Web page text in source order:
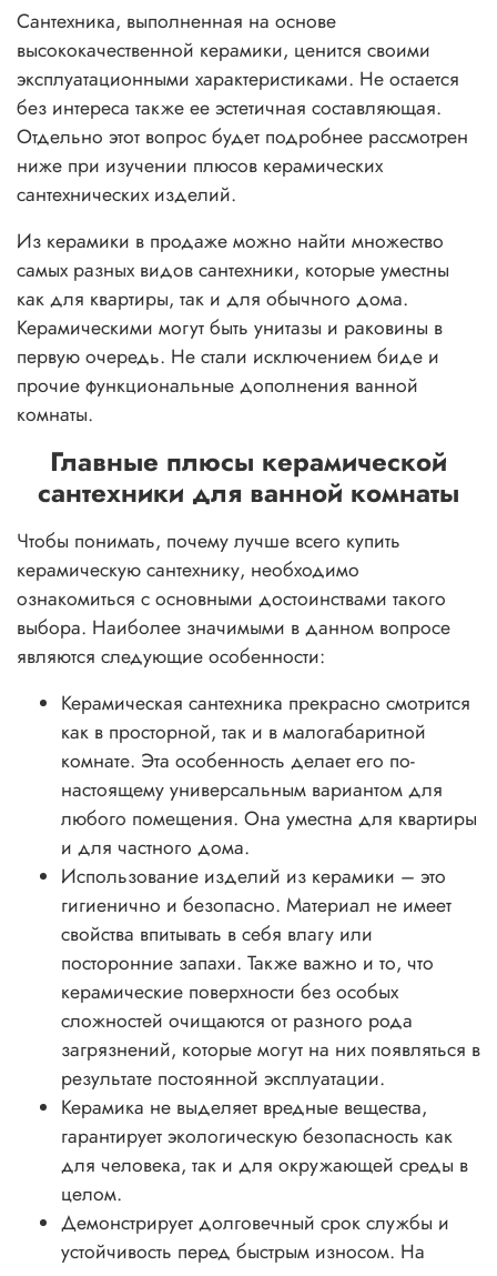
Сантехника, выполненная на основе
высококачественной керамики, ценится своими
эксплуатационными характеристиками. Не остается
без интереса также ее эстетичная составляющая.
Отдельно этот вопрос будет подробнее рассмотрен
ниже при изучении плюсов керамических
сантехнических изделий.
Из керамики в продаже можно найти множество
самых разных видов сантехники, которые уместны
как для квартиры, так и для обычного дома.
Керамическими могут быть унитазы и раковины в
первую очередь. Не стали исключением биде и
прочие функциональные дополнения ванной
комнаты.
Главные плюсы керамической
сантехники для ванной комнаты
Чтобы понимать, почему лучше всего купить
керамическую сантехнику, необходимо
ознакомиться с основными достоинствами такого
выбора. Наиболее значимыми в данном вопросе
являются следующие особенности:
Керамическая сантехника прекрасно смотрится
как в просторной, так и в малогабаритной
комнате. Эта особенность делает его по-
настоящему универсальным вариантом для
любого помещения. Она уместна для квартиры
и для частного дома.
Использование изделий из керамики – это
гигиенично и безопасно. Материал не имеет
свойства впитывать в себя влагу или
посторонние запахи. Также важно и то, что
керамические поверхности без особых
сложностей очищаются от разного рода
загрязнений, которые могут на них появляться в
результате постоянной эксплуатации.
Керамика не выделяет вредные вещества,
гарантирует экологическую безопасность как
для человека, так и для окружающей среды в
целом.
Демонстрирует долговечный срок службы и
устойчивость перед быстрым износом. На